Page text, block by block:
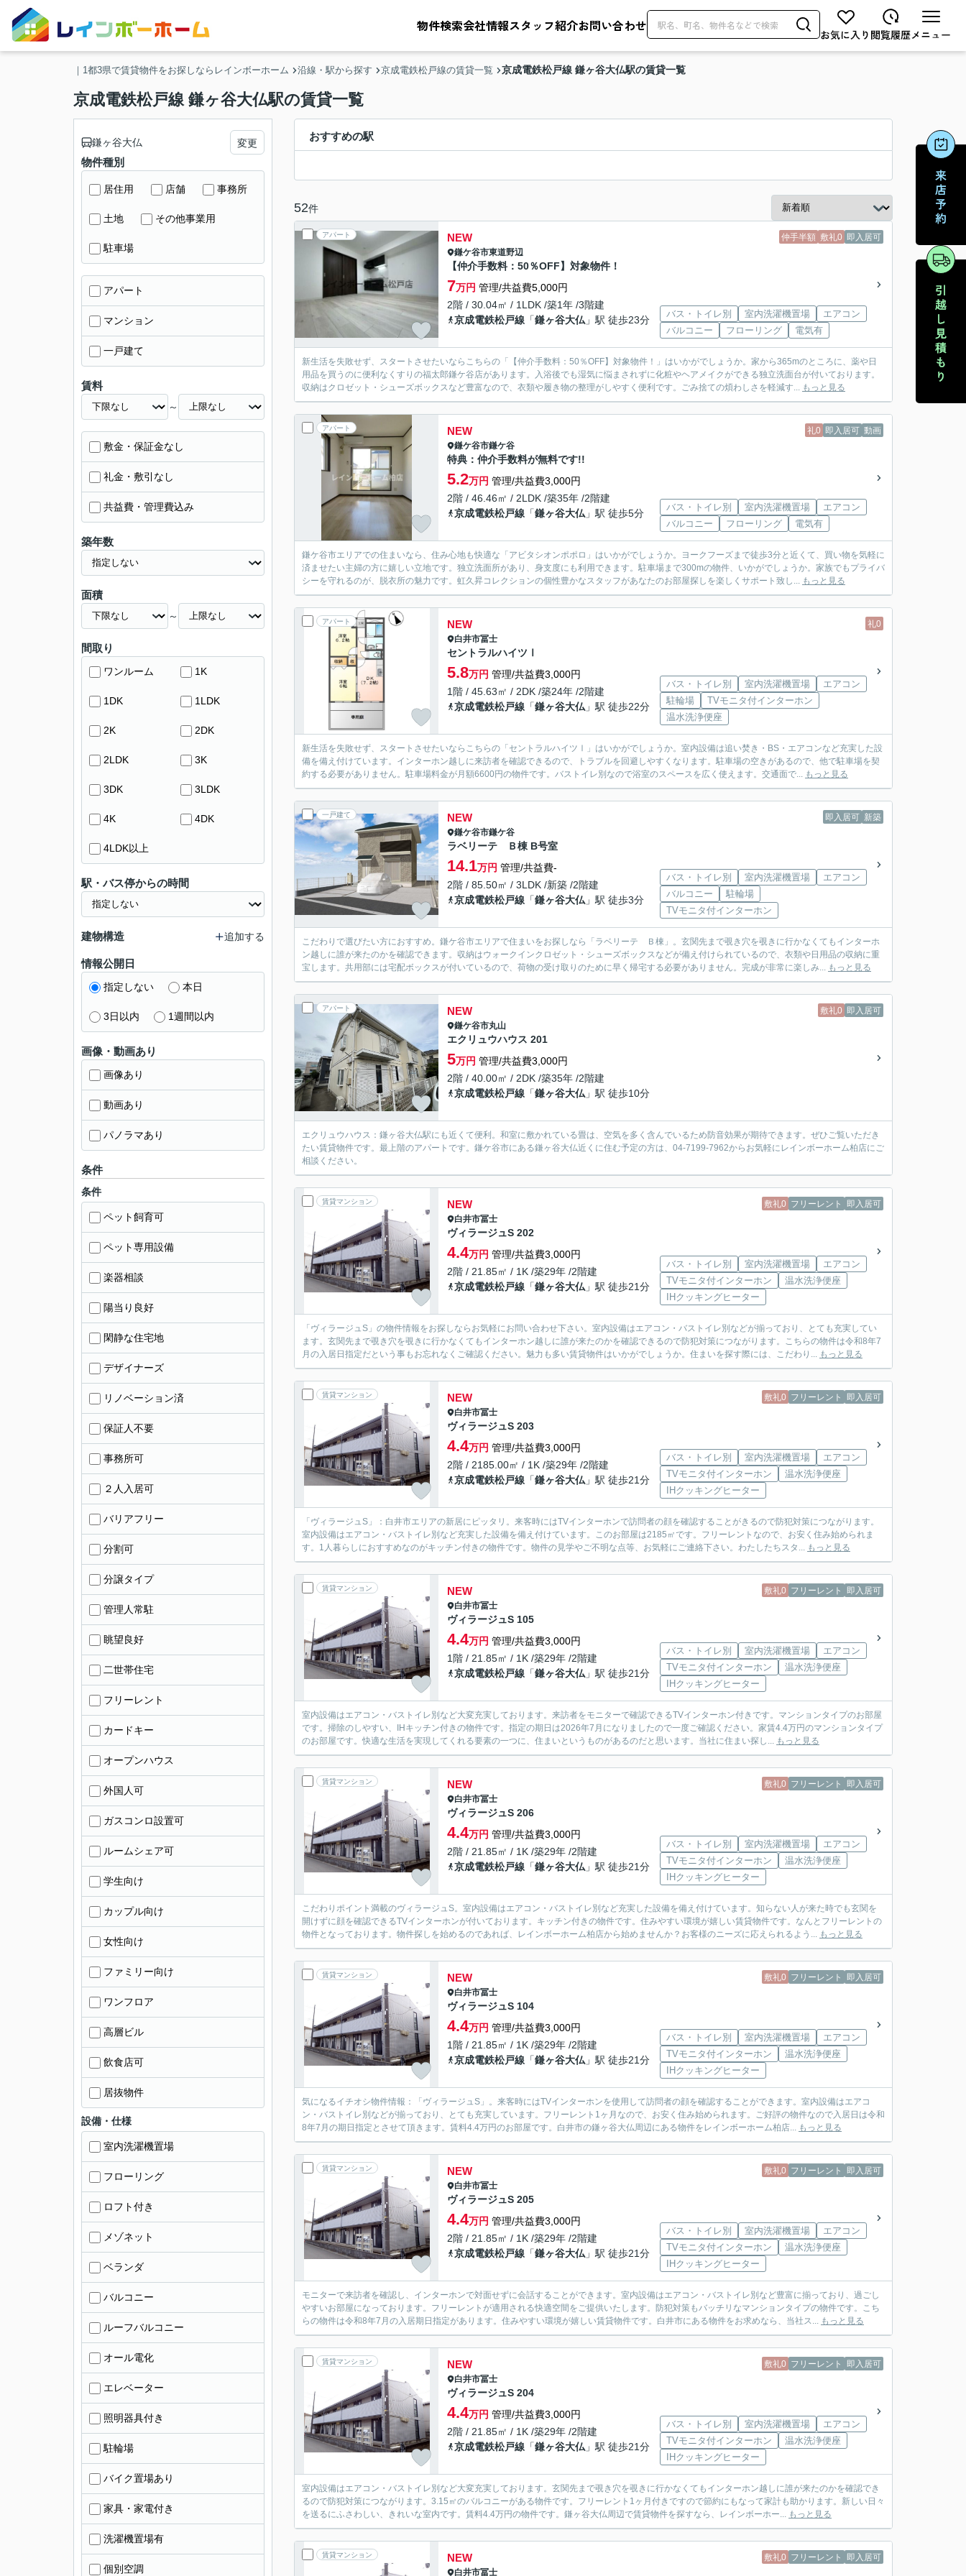
物件検索会社情報スタッフ紹介お問い合わせ
｜1都3県で賃貸物件をお探しならレインボーホーム 沿線・駅から探す 京成電鉄松戸線の賃貸一覧 京成電鉄松戸線 鎌ヶ谷大仏駅の賃貸一覧
京成電鉄松戸線 鎌ヶ谷大仏駅の賃貸一覧
おすすめの駅
52件
アパート 仲手半額 敷礼0 即入居可
NEW
鎌ケ谷市東道野辺
【仲介手数料：50％OFF】対象物件！
7万円 管理/共益費5,000円
2階 / 30.04㎡ / 1LDK /築1年 /3階建
京成電鉄松戸線 「鎌ヶ谷大仏 」駅 徒歩23分
バス・トイレ別 室内洗濯機置場
エアコン
バルコニー
フローリング 電気有
新生活を失敗せず、スタートさせたいならこちらの「【仲介手数料：50％OFF】対象物件！」はいかがでしょうか。家から365mのところに、薬や日
用品を買うのに便利なくすりの福太郎鎌ケ谷店があります。入浴後でも湿気に悩まされずに化粧やヘアメイクができる独立洗面台が付いております。
収納はクロゼット・シューズボックスなど豊富なので、衣類や履き物の整理がしやすく便利です。ごみ捨ての煩わしさを軽減す... もっと見る
アパート 礼0 即入居可 動画
NEW
鎌ケ谷市鎌ケ谷
特典：仲介手数料が無料です!!
5.2万円 管理/共益費3,000円
2階 / 46.46㎡ / 2LDK /築35年 /2階建
京成電鉄松戸線 「鎌ヶ谷大仏 」駅 徒歩5分
バス・トイレ別 室内洗濯機置場
エアコン
バルコニー
フローリング 電気有
鎌ケ谷市エリアでの住まいなら、住み心地も快適な「アビタシオンポポロ」はいかがでしょうか。ヨークフーズまで徒歩3分と近くて、買い物を気軽に
済ませたい主婦の方に嬉しい立地です。独立洗面所があり、身支度にも利用できます。駐車場まで300mの物件、いかがでしょうか。家族でもプライバ
シーを守れるのが、脱衣所の魅力です。虹久昇コレクションの個性豊かなスタッフがあなたのお部屋探しを楽しくサポート致し... もっと見る
アパート 礼0
NEW
白井市冨士
セントラルハイツⅠ
5.8万円 管理/共益費3,000円
1階 / 45.63㎡ / 2DK /築24年 /2階建
京成電鉄松戸線 「鎌ヶ谷大仏 」駅 徒歩22分
バス・トイレ別 室内洗濯機置場
エアコン
駐輪場
TVモニタ付インターホン
温水洗浄便座
新生活を失敗せず、スタートさせたいならこちらの「セントラルハイツⅠ」はいかがでしょうか。室内設備は追い焚き・BS・エアコンなど充実した設
備を備え付けています。インターホン越しに来訪者を確認できるので、トラブルを回避しやすくなります。駐車場の空きがあるので、他で駐車場を契
約する必要がありません。駐車場料金が月額6600円の物件です。バストイレ別なので浴室のスペースを広く使えます。交通面で... もっと見る
一戸建て 即入居可 新築
NEW
鎌ケ谷市鎌ケ谷
ラベリーテ Ｂ棟 B号室
14.1万円 管理/共益費-
2階 / 85.50㎡ / 3LDK /新築 /2階建
京成電鉄松戸線 「鎌ヶ谷大仏 」駅 徒歩3分
バス・トイレ別 室内洗濯機置場
エアコン
バルコニー
駐輪場
TVモニタ付インターホン
こだわりで選びたい方におすすめ。鎌ケ谷市エリアで住まいをお探しなら「ラベリーテ Ｂ棟」。玄関先まで覗き穴を覗きに行かなくてもインターホ
ン越しに誰が来たのかを確認できます。収納はウォークインクロゼット・シューズボックスなどが備え付けられているので、衣類や日用品の収納に重
宝します。共用部には宅配ボックスが付いているので、荷物の受け取りのために早く帰宅する必要がありません。完成が非常に楽しみ... もっと見る
アパート 敷礼0 即入居可
NEW
鎌ケ谷市丸山
エクリュウハウス 201
5万円 管理/共益費3,000円
2階 / 40.00㎡ / 2DK /築35年 /2階建
京成電鉄松戸線 「鎌ヶ谷大仏 」駅 徒歩10分
エクリュウハウス：鎌ヶ谷大仏駅にも近くて便利。和室に敷かれている畳は、空気を多く含んでいるため防音効果が期待できます。ぜひご覧いただき
たい賃貸物件です。最上階のアパートです。鎌ケ谷市にある鎌ヶ谷大仏近くに住む予定の方は、04-7199-7962からお気軽にレインボーホーム柏店にご
相談ください。
賃貸マンション 敷礼0 フリーレント 即入居可
NEW
白井市冨士
ヴィラージュS 202
4.4万円 管理/共益費3,000円
2階 / 21.85㎡ / 1K /築29年 /2階建
京成電鉄松戸線 「鎌ヶ谷大仏 」駅 徒歩21分
バス・トイレ別 室内洗濯機置場
エアコン
TVモニタ付インターホン
温水洗浄便座
IHクッキングヒーター
「ヴィラージュS」の物件情報をお探しならお気軽にお問い合わせ下さい。室内設備はエアコン・バストイレ別などが揃っており、とても充実してい
ます。玄関先まで覗き穴を覗きに行かなくてもインターホン越しに誰が来たのかを確認できるので防犯対策につながります。こちらの物件は令和8年7
月の入居日指定だという事もお忘れなくご確認ください。魅力も多い賃貸物件はいかがでしょうか。住まいを探す際には、こだわり... もっと見る
賃貸マンション 敷礼0 フリーレント 即入居可
NEW
白井市冨士
ヴィラージュS 203
4.4万円 管理/共益費3,000円
2階 / 2185.00㎡ / 1K /築29年 /2階建
京成電鉄松戸線 「鎌ヶ谷大仏 」駅 徒歩21分
バス・トイレ別 室内洗濯機置場
エアコン
TVモニタ付インターホン
温水洗浄便座
IHクッキングヒーター
「ヴィラージュS」：白井市エリアの新居にピッタリ。来客時にはTVインターホンで訪問者の顔を確認することがきるので防犯対策につながります。
室内設備はエアコン・バストイレ別など充実した設備を備え付けています。このお部屋は2185㎡です。フリーレントなので、お安く住み始められま
す。1人暮らしにおすすめなのがキッチン付きの物件です。物件の見学やご不明な点等、お気軽にご連絡下さい。わたしたちスタ... もっと見る
賃貸マンション 敷礼0 フリーレント 即入居可
NEW
白井市冨士
ヴィラージュS 105
4.4万円 管理/共益費3,000円
1階 / 21.85㎡ / 1K /築29年 /2階建
京成電鉄松戸線 「鎌ヶ谷大仏 」駅 徒歩21分
バス・トイレ別 室内洗濯機置場
エアコン
TVモニタ付インターホン
温水洗浄便座
IHクッキングヒーター
室内設備はエアコン・バストイレ別など大変充実しております。来訪者をモニターで確認できるTVインターホン付きです。マンションタイプのお部屋
です。掃除のしやすい、IHキッチン付きの物件です。指定の期日は2026年7月になりましたので一度ご確認ください。家賃4.4万円のマンションタイプ
のお部屋です。快適な生活を実現してくれる要素の一つに、住まいというものがあるのだと思います。当社に住まい探し... もっと見る
賃貸マンション 敷礼0 フリーレント 即入居可
NEW
白井市冨士
ヴィラージュS 206
4.4万円 管理/共益費3,000円
2階 / 21.85㎡ / 1K /築29年 /2階建
京成電鉄松戸線 「鎌ヶ谷大仏 」駅 徒歩21分
バス・トイレ別 室内洗濯機置場
エアコン
TVモニタ付インターホン
温水洗浄便座
IHクッキングヒーター
こだわりポイント満載のヴィラージュS。室内設備はエアコン・バストイレ別など充実した設備を備え付けています。知らない人が来た時でも玄関を
開けずに顔を確認できるTVインターホンが付いております。キッチン付きの物件です。住みやすい環境が嬉しい賃貸物件です。なんとフリーレントの
物件となっております。物件探しを始めるのであれば、レインボーホーム柏店から始めませんか？お客様のニーズに応えられるよう... もっと見る
賃貸マンション 敷礼0 フリーレント 即入居可
NEW
白井市冨士
ヴィラージュS 104
4.4万円 管理/共益費3,000円
1階 / 21.85㎡ / 1K /築29年 /2階建
京成電鉄松戸線 「鎌ヶ谷大仏 」駅 徒歩21分
バス・トイレ別 室内洗濯機置場
エアコン
TVモニタ付インターホン
温水洗浄便座
IHクッキングヒーター
気になるイチオシ物件情報：「ヴィラージュS」。来客時にはTVインターホンを使用して訪問者の顔を確認することができます。室内設備はエアコ
ン・バストイレ別などが揃っており、とても充実しています。フリーレント1ヶ月なので、お安く住み始められます。ご好評の物件なので入居日は令和
8年7月の期日指定とさせて頂きます。賃料4.4万円のお部屋です。白井市の鎌ヶ谷大仏周辺にある物件をレインボーホーム柏店... もっと見る
賃貸マンション 敷礼0 フリーレント 即入居可
NEW
白井市冨士
ヴィラージュS 205
4.4万円 管理/共益費3,000円
2階 / 21.85㎡ / 1K /築29年 /2階建
京成電鉄松戸線 「鎌ヶ谷大仏 」駅 徒歩21分
バス・トイレ別 室内洗濯機置場
エアコン
TVモニタ付インターホン
温水洗浄便座
IHクッキングヒーター
モニターで来訪者を確認し、インターホンで対面せずに会話することができます。室内設備はエアコン・バストイレ別など豊富に揃っており、過ごし
やすいお部屋になっております。フリーレントが適用される快適空間をご提供いたします。防犯対策もバッチリなマンションタイプの物件です。こち
らの物件は令和8年7月の入居期日指定があります。住みやすい環境が嬉しい賃貸物件です。白井市にある物件をお求めなら、当社ス... もっと見る
賃貸マンション 敷礼0 フリーレント 即入居可
NEW
白井市冨士
ヴィラージュS 204
4.4万円 管理/共益費3,000円
2階 / 21.85㎡ / 1K /築29年 /2階建
京成電鉄松戸線 「鎌ヶ谷大仏 」駅 徒歩21分
バス・トイレ別 室内洗濯機置場
エアコン
TVモニタ付インターホン
温水洗浄便座
IHクッキングヒーター
室内設備はエアコン・バストイレ別など大変充実しております。玄関先まで覗き穴を覗きに行かなくてもインターホン越しに誰が来たのかを確認でき
るので防犯対策につながります。3.15㎡のバルコニーがある物件です。フリーレント1ヶ月付きですので節約にもなって家計も助かります。新しい日々
を送るにふさわしい、きれいな室内です。賃料4.4万円の物件です。鎌ヶ谷大仏周辺で賃貸物件を探すなら、レインボーホー... もっと見る
賃貸マンション 敷礼0 フリーレント 即入居可
NEW
白井市冨士
鎌ヶ谷大仏 変更
物件種別
居住用 店舗 事務所
土地 その他事業用
駐車場
アパート
マンション
一戸建て
賃料
～
敷金・保証金なし
礼金・敷引なし
共益費・管理費込み
築年数
面積
～
間取り
ワンルーム 1K
1DK 1LDK
2K 2DK
2LDK 3K
3DK 3LDK
4K 4DK
4LDK以上
駅・バス停からの時間
建物構造 追加する
情報公開日
指定しない 本日
3日以内 1週間以内
画像・動画あり
画像あり
動画あり
パノラマあり
条件
条件
ペット飼育可
ペット専用設備
楽器相談
陽当り良好
閑静な住宅地
デザイナーズ
リノベーション済
保証人不要
事務所可
２人入居可
バリアフリー
分割可
分譲タイプ
管理人常駐
眺望良好
二世帯住宅
フリーレント
カードキー
オープンハウス
外国人可
ガスコンロ設置可
ルームシェア可
学生向け
カップル向け
女性向け
ファミリー向け
ワンフロア
高層ビル
飲食店可
居抜物件
設備・仕様
室内洗濯機置場
フローリング
ロフト付き
メゾネット
ベランダ
バルコニー
ルーフバルコニー
オール電化
エレベーター
照明器具付き
駐輪場
バイク置場あり
家具・家電付き
洗濯機置場有
個別空調